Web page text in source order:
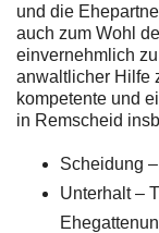
und die
auch zum Wohl
einvernehmlich
anwaltlicher Hilfe
kompetente und
in Remscheid
Scheidung
Unterhalt –